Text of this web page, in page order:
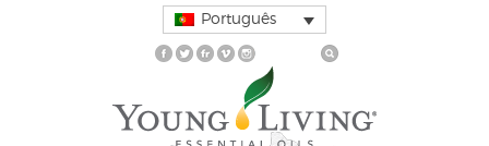
Português